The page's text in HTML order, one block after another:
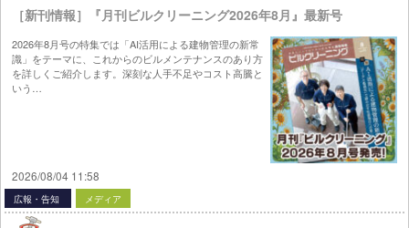
［新刊情報］『月刊ビルクリーニング2026年8月』最新号
2026年8月号の特集では「AI活用による建物管理の新常
識」をテーマに、これからのビルメンテナンスのあり方
を詳しくご紹介します。深刻な人手不足やコスト高騰と
いう…
2026/08/04 11:58
広報・告知 メディア